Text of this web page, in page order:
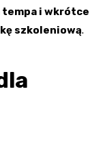
i wkrótce
szkoleniową.